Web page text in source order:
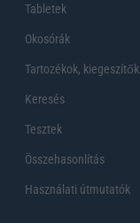
Tabletek
Okosórák
Tartozékok, kiegeszítők
Keresés
Tesztek
Összehasonlítás
Használati útmutatók